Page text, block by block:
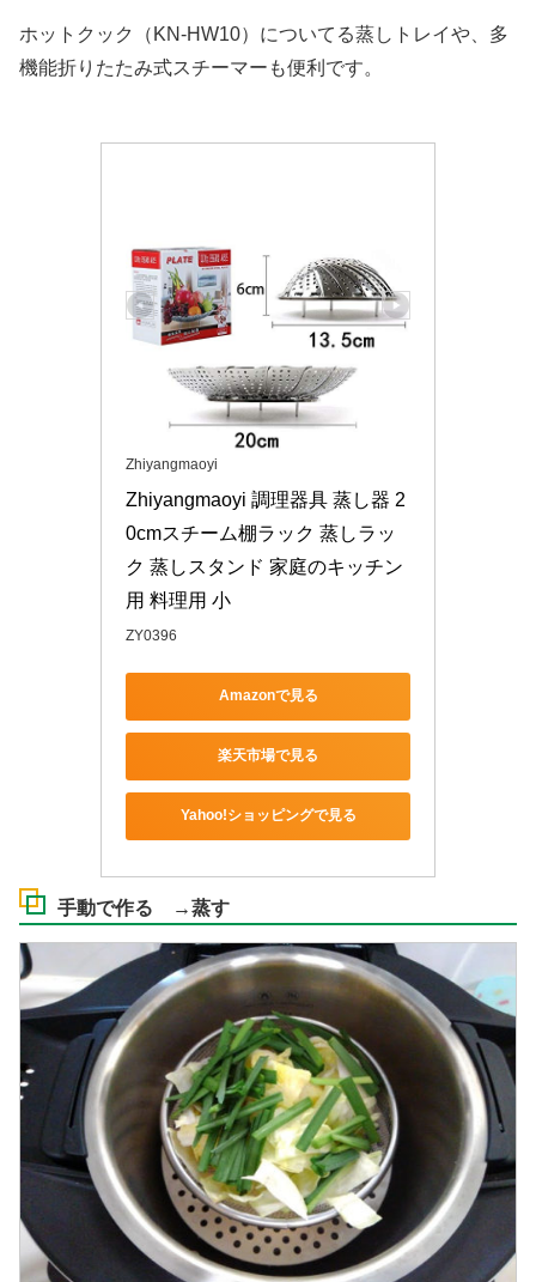
ホットクック（KN-HW10）についてる蒸しトレイや、多
機能折りたたみ式スチーマーも便利です。
Zhiyangmaoyi
Zhiyangmaoyi 調理器具 蒸し器 2
0cmスチーム棚ラック 蒸しラッ
ク 蒸しスタンド 家庭のキッチン
用 料理用 小
ZY0396
Amazonで見る
楽天市場で見る
Yahoo!ショッピングで見る
手動で作る →蒸す